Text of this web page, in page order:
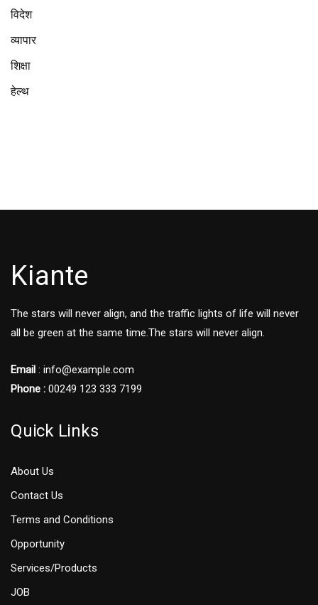
विदेश
व्यापार
शिक्षा
हेल्थ
Kiante
The stars will never align, and the traffic lights of life will never
all be green at the same time.The stars will never align.
Email : info@example.com
Phone : 00249 123 333 7199
Quick Links
About Us
Contact Us
Terms and Conditions
Opportunity
Services/Products
JOB